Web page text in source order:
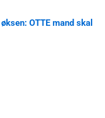
OTTE mand skal